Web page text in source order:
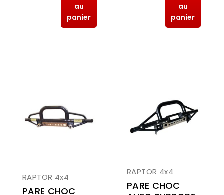
au
panier
au
panier
RAPTOR 4x4
PARE CHOC
RAPTOR 4x4
PARE CHOC